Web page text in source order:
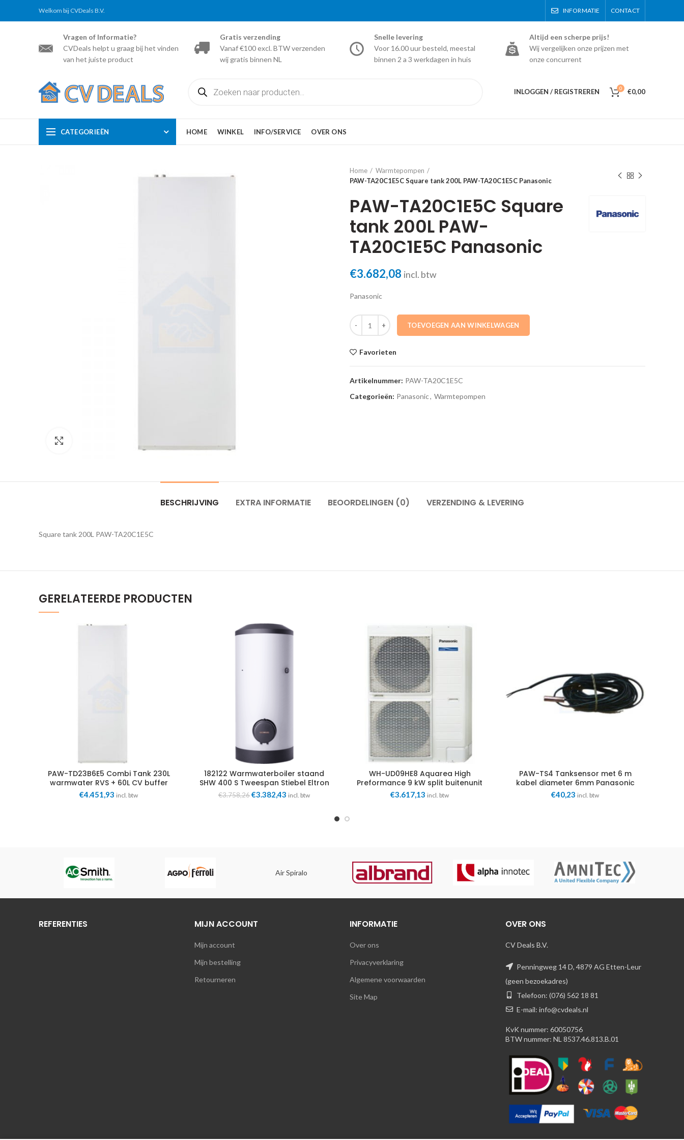
Welkom bij CVDeals B.V. INFORMATIE CONTACT
Vragen of Informatie?
CVDeals helpt u graag bij het vinden
van het juiste product
Gratis verzending
Vanaf €100 excl. BTW verzenden
wij gratis binnen NL
Snelle levering
Voor 16.00 uur besteld, meestal
binnen 2 a 3 werkdagen in huis
Altijd een scherpe prijs!
Wij vergelijken onze prijzen met
onze concurrent
zoeken
INLOGGEN / REGISTREREN 0 €0,00
CATEGORIEËN HOME WINKEL INFO/SERVICE OVER ONS
Home
Warmtepompen
PAW-TA20C1E5C Square tank 200L PAW-TA20C1E5C Panasonic
PAW-TA20C1E5C Square
tank 200L PAW-
TA20C1E5C Panasonic
€3.682,08 incl. btw
Panasonic
PAW-TA20C1E5C Square tank 200L PAW-TA20C1E5C Panasonic aantal
TOEVOEGEN AAN WINKELWAGEN
Favorieten
Artikelnummer: PAW-TA20C1E5C
Categorieën: Panasonic, Warmtepompen
BESCHRIJVING EXTRA INFORMATIE BEOORDELINGEN (0) VERZENDING & LEVERING
Square tank 200L PAW-TA20C1E5C
GERELATEERDE PRODUCTEN
PAW-TD23B6E5 Combi Tank 230L
warmwater RVS + 60L CV buffer
Panasonic
€4.451,93 incl. btw
182122 Warmwaterboiler staand
SHW 400 S Tweespan Stiebel Eltron
€3.758,26Oorspronkelijke
€3.382,43 Huidige
incl. btw
WH-UD09HE8 Aquarea High
Preformance 9 kW split buitenunit
3 fase Panasonic
€3.617,13 incl. btw
PAW-TS4 Tanksensor met 6 m
kabel diameter 6mm Panasonic
€40,23 incl. btw
Air Spiralo
REFERENTIES MIJN ACCOUNT
Mijn account
Mijn bestelling
Retourneren
INFORMATIE
Over ons
Privacyverklaring
Algemene voorwaarden
Site Map
OVER ONS
CV Deals B.V.
Penningweg 14 D, 4879 AG Etten-Leur
(geen bezoekadres)
Telefoon: (076) 562 18 81
E-mail: info@cvdeals.nl
KvK nummer: 60050756
BTW nummer: NL 8537.46.813.B.01